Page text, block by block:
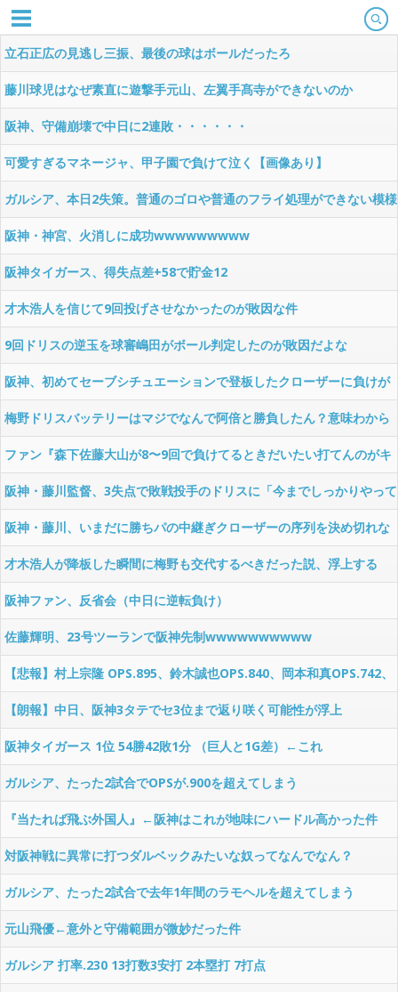
立石正広の見逃し三振、最後の球はボールだったろ
wwwwwwwwwww
藤川球児はなぜ素直に遊撃手元山、左翼手髙寺ができないのか
阪神、守備崩壊で中日に2連敗・・・・・・
可愛すぎるマネージャ、甲子園で負けて泣く【画像あり】
ガルシア、本日2失策。普通のゴロや普通のフライ処理ができない模様
阪神・神宮、火消しに成功wwwwwwwww
阪神タイガース、得失点差+58で貯金12
才木浩人を信じて9回投げさせなかったのが敗因な件
9回ドリスの逆玉を球審嶋田がボール判定したのが敗因だよな
阪神、初めてセーブシチュエーションで登板したクローザーに負けが
ついた件
梅野ドリスバッテリーはマジでなんで阿倍と勝負したん？意味わから
んわ
ファン『森下佐藤大山が8〜9回で負けてるときだいたい打てんのがキ
ツい』←これ
阪神・藤川監督、3失点で敗戦投手のドリスに「今までしっかりやって
きてましたから」
阪神・藤川、いまだに勝ちパの中継ぎクローザーの序列を決め切れな
い
才木浩人が降板した瞬間に梅野も交代するべきだった説、浮上する
阪神ファン、反省会（中日に逆転負け）
佐藤輝明、23号ツーランで阪神先制wwwwwwwwww
【悲報】村上宗隆 OPS.895、鈴木誠也OPS.840、岡本和真OPS.742、
吉田正尚OPS.740
【朗報】中日、阪神3タテでセ3位まで返り咲く可能性が浮上
wwwwww
阪神タイガース 1位 54勝42敗1分 （巨人と1G差）←これ
ガルシア、たった2試合でOPSが.900を超えてしまう
wwwwwwwwww
『当たれば飛ぶ外国人』←阪神はこれが地味にハードル高かった件
対阪神戦に異常に打つダルベックみたいな奴ってなんでなん？
ガルシア、たった2試合で去年1年間のラモヘルを超えてしまう
元山飛優←意外と守備範囲が微妙だった件
ガルシア 打率.230 13打数3安打 2本塁打 7打点